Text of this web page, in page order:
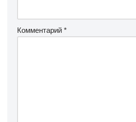
Комментарий *